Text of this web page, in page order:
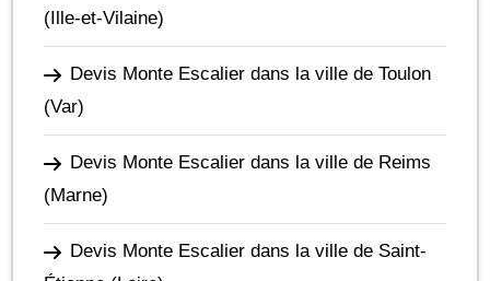
(Ille-et-Vilaine)
Devis Monte Escalier dans la ville de Toulon
(Var)
Devis Monte Escalier dans la ville de Reims
(Marne)
Devis Monte Escalier dans la ville de Saint-